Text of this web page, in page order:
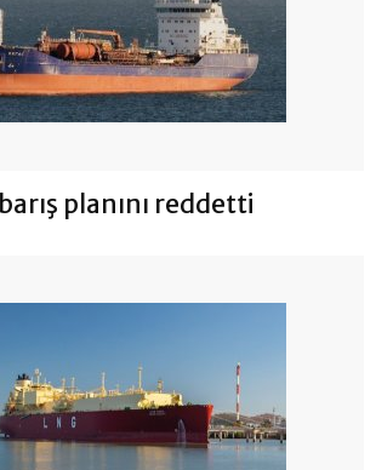
planını reddetti